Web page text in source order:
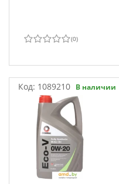
(0)
Код: 1089210 В наличии